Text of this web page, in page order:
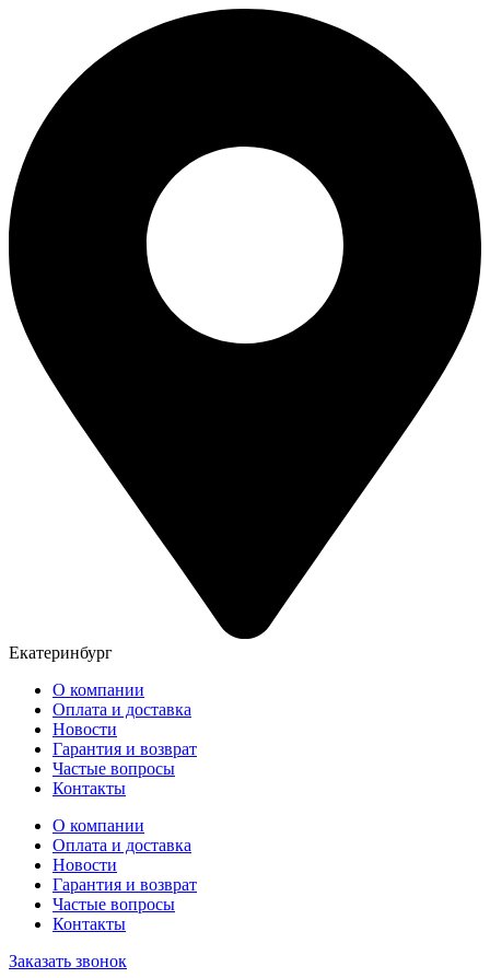
содержимому
Екатеринбург
О компании
Оплата и доставка
Новости
Гарантия и возврат
Частые вопросы
Контакты
О компании
Оплата и доставка
Новости
Гарантия и возврат
Частые вопросы
Контакты
Заказать звонок